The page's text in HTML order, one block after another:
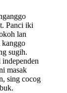
Panci iki
lan
kanggo
sugih.
masak
sing cocog